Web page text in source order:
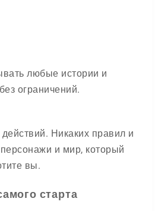
любые истории и
ограничений.
Никаких правил и
и мир, который
вы.
старта